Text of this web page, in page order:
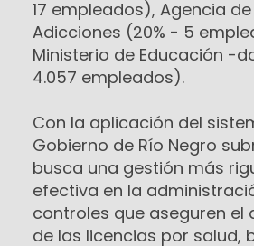
17 empleados), Agencia
Adicciones (20% - 5
Ministerio de Educación -
4.057 empleados).
Con la aplicación del
Gobierno de Río Negro
busca una gestión más
efectiva en la
controles que aseguren el
de las licencias por salud,